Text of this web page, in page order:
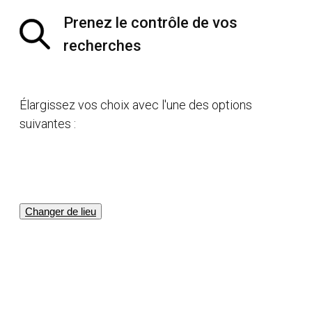
Prenez le contrôle de vos
recherches
Élargissez vos choix avec l'une des options
suivantes :
Changer de lieu